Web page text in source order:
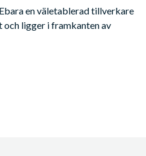
en väletablerad tillverkare
och ligger i framkanten av